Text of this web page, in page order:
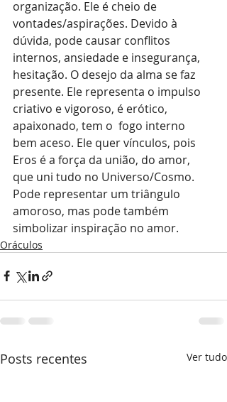
organização. Ele é cheio de
vontades/aspirações. Devido à
dúvida, pode causar conflitos
internos, ansiedade e insegurança,
hesitação. O desejo da alma se faz
presente. Ele representa o impulso
criativo e vigoroso, é erótico,
apaixonado, tem o  fogo interno
bem aceso. Ele quer vínculos, pois
Eros é a força da união, do amor,
que uni tudo no Universo/Cosmo.
Pode representar um triângulo
amoroso, mas pode também
simbolizar inspiração no amor.
Oráculos
Posts recentes Ver tudo